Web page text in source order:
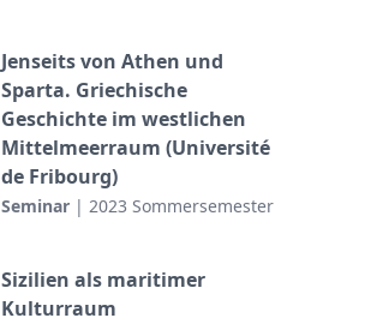
Jenseits von Athen und
Sparta. Griechische
Geschichte im westlichen
Mittelmeerraum (Université
de Fribourg)
Seminar | 2023 Sommersemester
Sizilien als maritimer
Kulturraum